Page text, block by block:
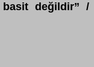
basit değildir” /